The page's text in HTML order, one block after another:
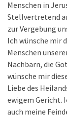
Menschen in
Stellvertretend
zur Vergebung
Ich wünsche mir
Menschen
Nachbarn, die
wünsche mir
Liebe des
ewigem Gericht.
auch meine